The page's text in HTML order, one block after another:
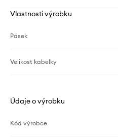
Vlastnosti výrobku
Pásek
Velikost kabelky
Údaje o výrobku
Kód výrobce